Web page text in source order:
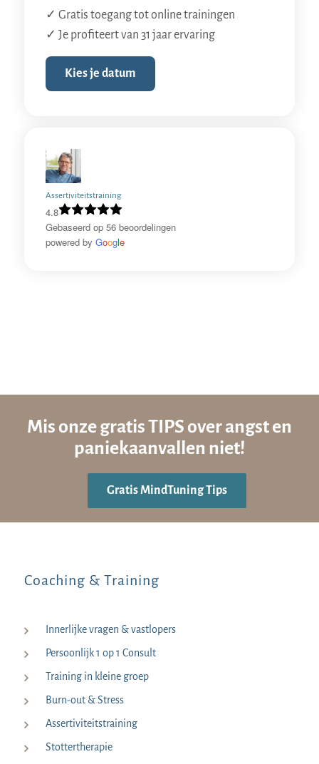
✓ Gratis toegang tot online trainingen
✓ Je profiteert van 31 jaar ervaring
Kies je datum
Assertiviteitstraining
4.8
Gebaseerd op 56 beoordelingen
powered by Google
Mis onze gratis TIPS over angst en
paniekaanvallen niet!
Gratis MindTuning Tips
Coaching & Training
Innerlijke vragen & vastlopers
Persoonlijk 1 op 1 Consult
Training in kleine groep
Burn-out & Stress
Assertiviteitstraining
Stottertherapie